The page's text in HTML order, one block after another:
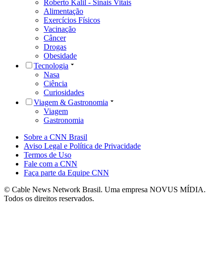
Roberto Kalil - Sinais Vitais
Alimentação
Exercícios Físicos
Vacinação
Câncer
Drogas
Obesidade
Tecnologia
Nasa
Ciência
Curiosidades
Viagem & Gastronomia
Viagem
Gastronomia
Sobre a CNN Brasil
Aviso Legal e Política de Privacidade
Termos de Uso
Fale com a CNN
Faça parte da Equipe CNN
© Cable News Network Brasil. Uma empresa NOVUS MÍDIA.
Todos os direitos reservados.